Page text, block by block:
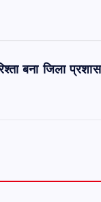
बना जिला